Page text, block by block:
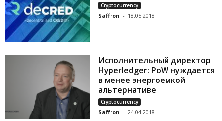
Cryptocurrency
Saffron - 18.05.2018
Исполнительный директор
Hyperledger: PoW нуждается
в менее энергоемкой
альтернативе
Cryptocurrency
Saffron - 24.04.2018